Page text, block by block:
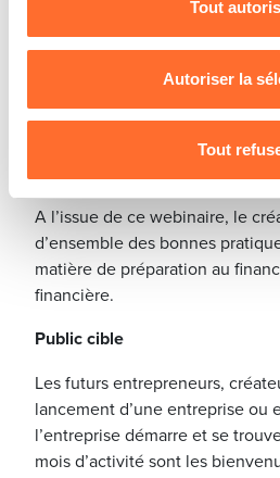
nous utilisons lescookies et
vos données personnelles, vous
protection des données
Tout
Autoriser la
Tout
ateliers présentiels
Entrepreneurship
du financement.
A l’issue de ce webinaire, le
d’ensemble des bonnes
matière de préparation au
financière.
Public cible
Les futurs entrepreneurs,
lancement d’une entreprise ou
l’entreprise démarre et se
mois d’activité sont les